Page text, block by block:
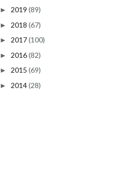
► 2019 (89)
► 2018 (67)
► 2017(100)
► 2016(82)
► 2015 (69)
► 2014(28)